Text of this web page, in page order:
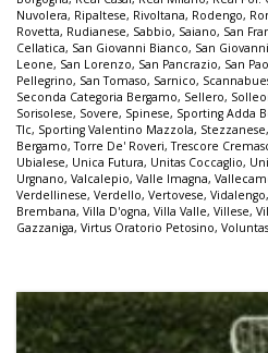
Nuvolera, Ripaltese, Rivoltana, Rodengo,
Rovetta, Rudianese, Sabbio, Saiano, San
Cellatica, San Giovanni Bianco, San
Leone, San Lorenzo, San Pancrazio, San
Pellegrino, San Tomaso, Sarnico,
Seconda Categoria Bergamo, Sellero,
Sorisolese, Sovere, Spinese, Sporting Adda
Tlc, Sporting Valentino Mazzola, Stezzanese,
Bergamo,Torre De' Roveri,Trescore
Ubialese, Unica Futura, Unitas Coccaglio,
Urgnano, Valcalepio, Valle Imagna,
Verdellinese, Verdello, Vertovese, Vidalengo,
Brembana, Villa D'ogna, Villa Valle, Villese,
Gazzaniga, Virtus Oratorio Petosino,